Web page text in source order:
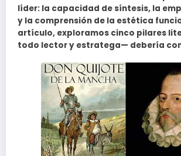
líder: la capacidad de síntesis, la
y la comprensión de la estética
artículo, exploramos cinco pilares
todo lector y estratega— debería